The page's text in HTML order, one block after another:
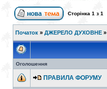
Сторінка 1 з 1
Початок » ДЖЕРЕЛО ДУХОВНЕ »
Оголошення
ПРАВИЛА ФОРУМУ